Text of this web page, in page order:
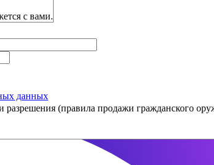
данных
разрешения (правила продажи гражданского
с вами.